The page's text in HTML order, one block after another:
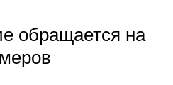
обращается на